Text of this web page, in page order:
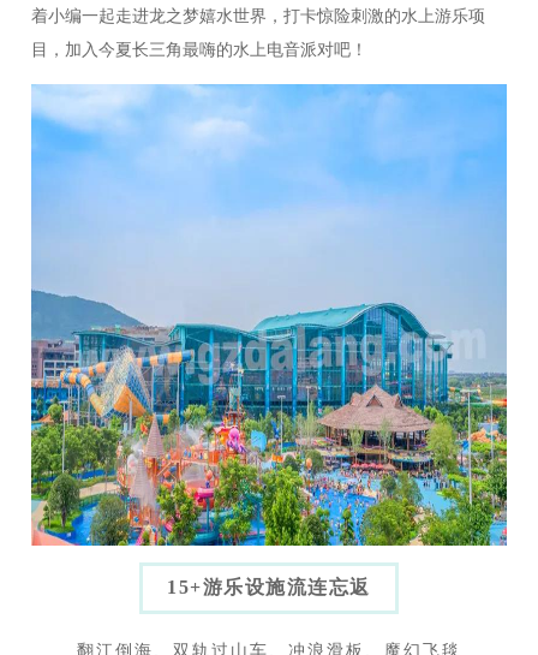
着小编一起走进龙之梦嬉水世界，打卡惊险刺激的水上游乐项
目，加入今夏长三角最嗨的水上电音派对吧！
15+游乐设施流连忘返
翻江倒海、双轨过山车、冲浪滑板、魔幻飞毯